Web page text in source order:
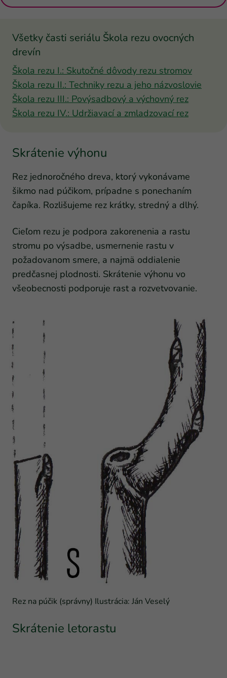
Všetky časti seriálu Škola rezu ovocných
drevín
Škola rezu I.: Skutočné dôvody rezu stromov
Škola rezu II.: Techniky rezu a jeho názvoslovie
Škola rezu III.: Povýsadbový a výchovný rez
Škola rezu IV.: Udržiavací a zmladzovací rez
Skrátenie výhonu
Rez jednoročného dreva, ktorý vykonávame
šikmo nad púčikom, prípadne s ponechaním
čapíka. Rozlišujeme rez krátky, stredný a dlhý.
Cieľom rezu je podpora zakorenenia a rastu
stromu po výsadbe, usmernenie rastu v
požadovanom smere, a najmä oddialenie
predčasnej plodnosti. Skrátenie výhonu vo
všeobecnosti podporuje rast a rozvetvovanie.
Rez na púčik (správny) Ilustrácia: Ján Veselý
Skrátenie letorastu